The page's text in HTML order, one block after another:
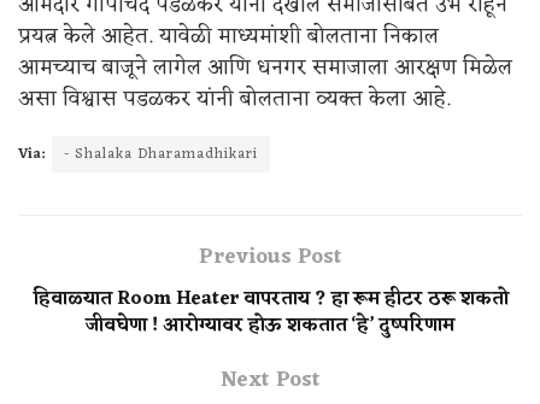
प्रयत्न केले आहेत. यावेळी माध्यमांशी बोलताना निकाल
आमच्याच बाजूने लागेल आणि धनगर समाजाला आरक्षण मिळेल
असा विश्वास पडळकर यांनी बोलताना व्यक्त केला आहे.
Via: - Shalaka Dharamadhikari
Previous Post
हिवाळ्यात Room Heater वापरताय ? हा रूम हीटर ठरू शकतो
जीवघेणा ! आरोग्यावर होऊ शकतात ‘हे’ दुष्परिणाम
Next Post